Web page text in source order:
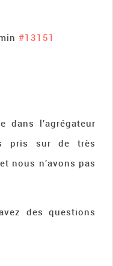
#13151
dans l’agrégateur
pris sur de très
nous n’avons pas
des questions